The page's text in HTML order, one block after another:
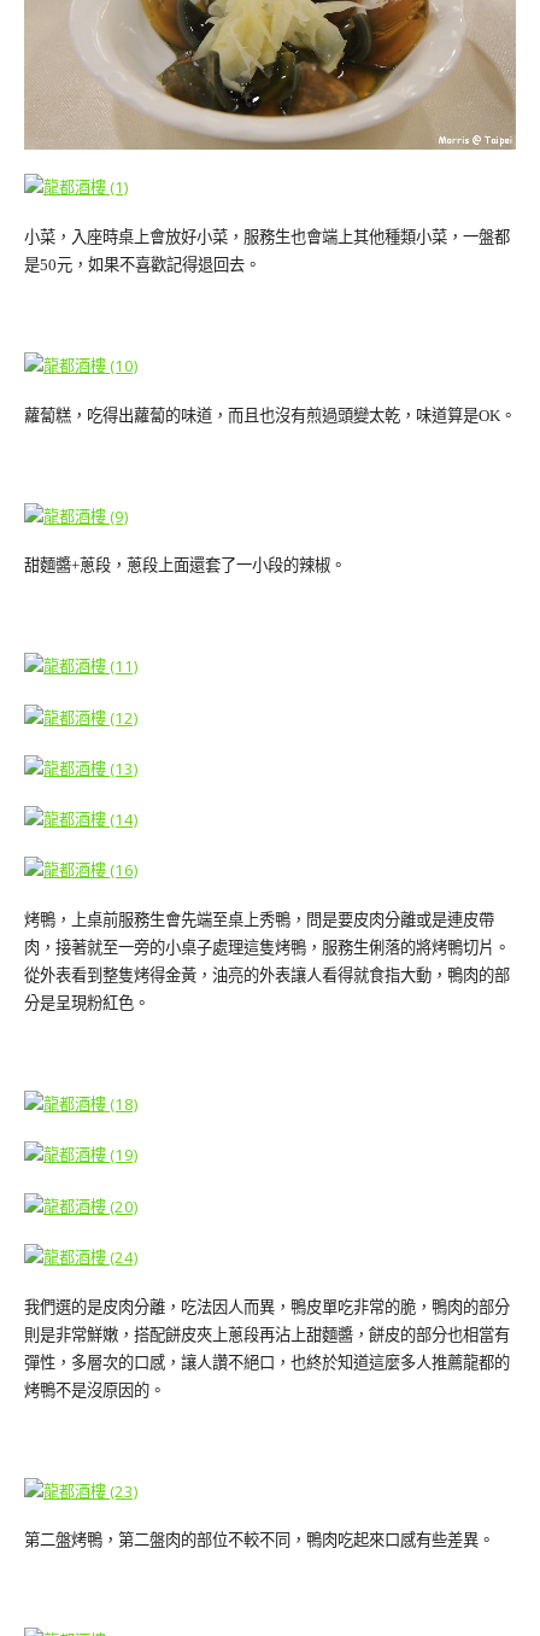
小菜，入座時桌上會放好小菜，服務生也會端上其他種類小菜，一盤都
是50元，如果不喜歡記得退回去。
蘿蔔糕，吃得出蘿蔔的味道，而且也沒有煎過頭變太乾，味道算是OK。
甜麵醬+蔥段，蔥段上面還套了一小段的辣椒。
烤鴨，上桌前服務生會先端至桌上秀鴨，問是要皮肉分離或是連皮帶
肉，接著就至一旁的小桌子處理這隻烤鴨，服務生俐落的將烤鴨切片。
從外表看到整隻烤得金黃，油亮的外表讓人看得就食指大動，鴨肉的部
分是呈現粉紅色。
我們選的是皮肉分離，吃法因人而異，鴨皮單吃非常的脆，鴨肉的部分
則是非常鮮嫩，搭配餅皮夾上蔥段再沾上甜麵醬，餅皮的部分也相當有
彈性，多層次的口感，讓人讚不絕口，也終於知道這麼多人推薦龍都的
烤鴨不是沒原因的。
第二盤烤鴨，第二盤肉的部位不較不同，鴨肉吃起來口感有些差異。